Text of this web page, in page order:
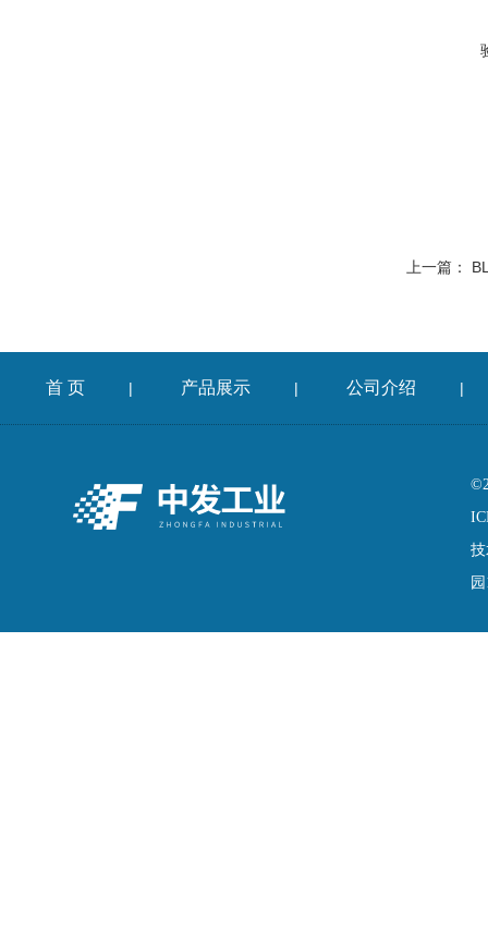
上一篇：
首 页 | 产品展示 | 公司介绍 |